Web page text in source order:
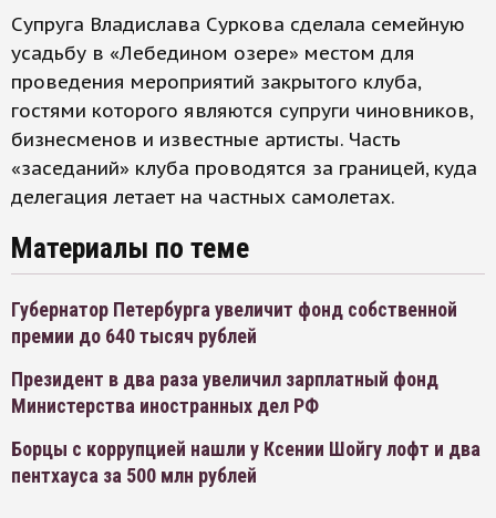
Супруга Владислава Суркова сделала семейную
усадьбу в «Лебедином озере» местом для
проведения мероприятий закрытого клуба,
гостями которого являются супруги чиновников,
бизнесменов и известные артисты. Часть
«заседаний» клуба проводятся за границей, куда
делегация летает на частных самолетах.
Материалы по теме
Губернатор Петербурга увеличит фонд собственной
премии до 640 тысяч рублей
Президент в два раза увеличил зарплатный фонд
Министерства иностранных дел РФ
Борцы с коррупцией нашли у Ксении Шойгу лофт и два
пентхауса за 500 млн рублей